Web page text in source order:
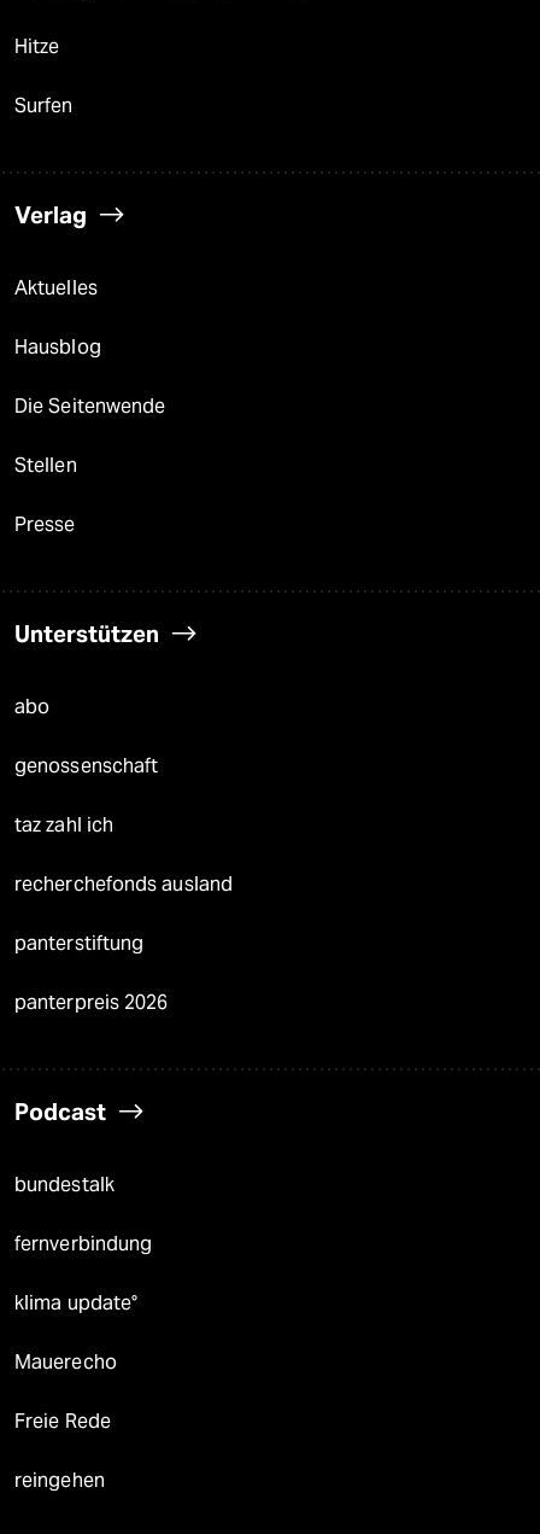
Hitze
Surfen
Verlag
Aktuelles
Hausblog
Die Seitenwende
Stellen
Presse
Unterstützen
abo
genossenschaft
taz zahl ich
recherchefonds ausland
panterstiftung
panterpreis 2026
Podcast
bundestalk
fernverbindung
klima update°
Mauerecho
Freie Rede
reingehen